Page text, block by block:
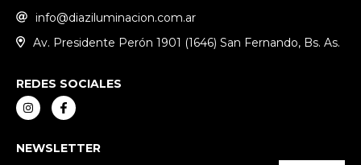
info@diaziluminacion.com.ar
Av. Presidente Perón 1901 (1646) San Fernando, Bs. As.
REDES SOCIALES
NEWSLETTER